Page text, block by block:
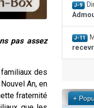
pas assez
des
An, en
fraternité
J-9
J-11
+